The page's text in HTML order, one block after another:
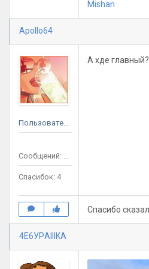
Mishan
Apollo64
Спасибок: 4
А хде
Спасибо
4Е6УРAIIIKA